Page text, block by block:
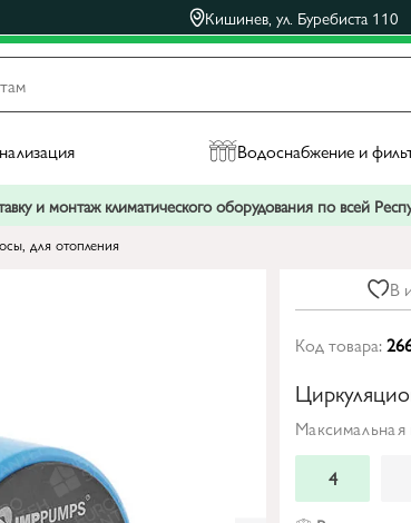
Кишинев, ул. Буребиста 110
Водоснабжение и
и монтаж климатического оборудования по всей
для отопления
В
Код товара:
4